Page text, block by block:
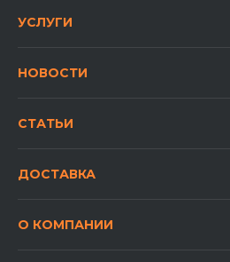
УСЛУГИ
НОВОСТИ
СТАТЬИ
ДОСТАВКА
О КОМПАНИИ